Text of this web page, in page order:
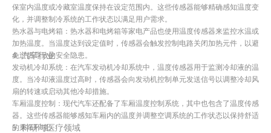
保室内温度或冷藏室温度保持在设定范围内。这些传感器能够精确感知温度变
化，并调整制冷系统的工作状态以满足用户需求。
热水器与电烤箱：热水器和电烤箱等家电产品也使用温度传感器来监控水温或
加热温度。当温度达到设定值时，传感器会触发控制电路关闭加热元件，以避
免过热导致的安全隐患。
4. 汽车行业
发动机冷却系统：在汽车发动机冷却系统中，温度传感器用于监测冷却液的温
度。当冷却液温度过高时，传感器会向发动机控制单元发送信号以调整冷却风
扇的转速或启动其他冷却措施。
车厢温度控制：现代汽车还配备了车厢温度控制系统，其中也包含了温度传感
器。这些传感器能够感知车厢内的温度并调整空调系统的工作状态以保持舒适
的乘车环境。
5. 科研与医疗领域